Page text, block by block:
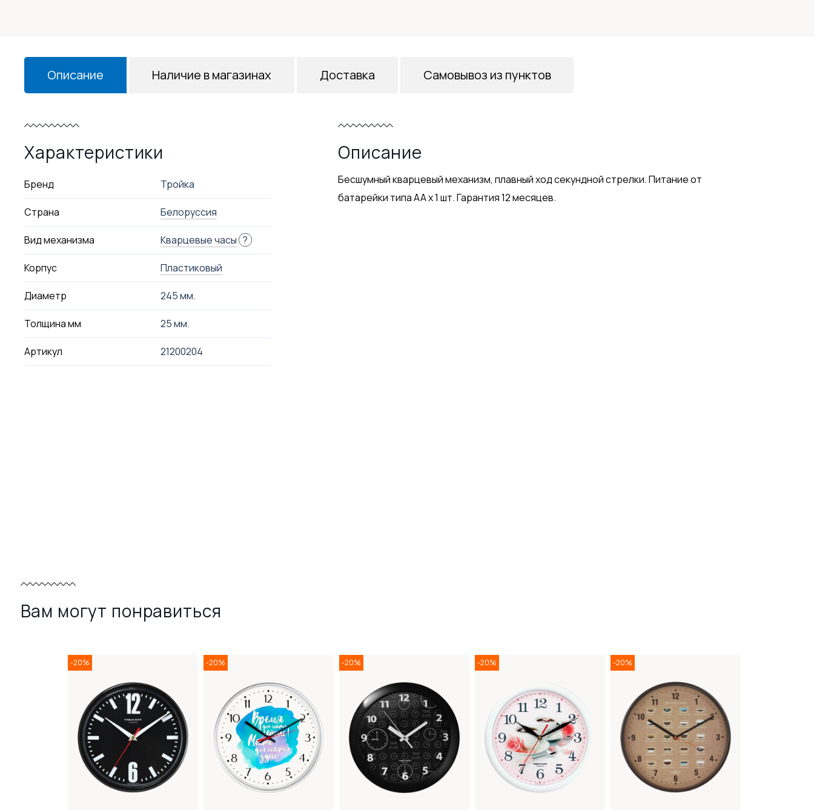
Описание
Характеристики
Бренд Тройка
Страна Белоруссия
Вид механизма Кварцевые часы ?
Корпус Пластиковый
Диаметр 245 мм.
Толщина мм 25 мм.
Артикул 21200204
Описание
Бесшумный кварцевый механизм, плавный ход секундной стрелки. Питание от
батарейки типа АА х 1 шт. Гарантия 12 месяцев.
Наличие в магазинах Доставка Самовывоз из пунктов
Вам могут понравиться
-20% -20% -20% -20% -20%